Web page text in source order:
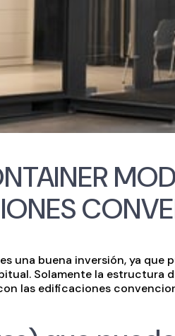
una buena inversión, ya que
Solamente la estructura
las edificaciones